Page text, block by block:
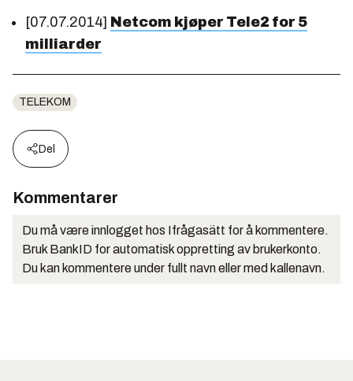
[07.07.2014] Netcom kjøper Tele2 for 5
milliarder
TELEKOM
Del
Kommentarer
Du må være innlogget hos Ifrågasätt for å kommentere.
Bruk BankID for automatisk oppretting av brukerkonto.
Du kan kommentere under fullt navn eller med kallenavn.